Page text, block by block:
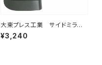
大東プレス工業 サイドミラー/
バックミラー ダイハツ ハイ
ゼット トラック 左 99年～
¥3,240